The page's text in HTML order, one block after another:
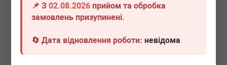
📌 З02.08.2026 прийом та обробка
замовлень призупинені.
🔄 Дата відновлення роботи:невідома